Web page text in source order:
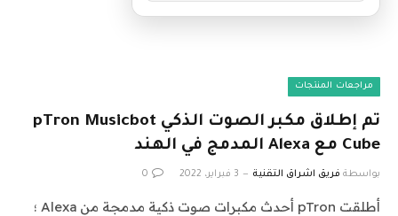
مراجعات المنتجات
تم إطلاق مكبر الصوت الذكي pTron Musicbot
Cube مع Alexa المدمج في الهند
بواسطة فريق اشراق التقنية 3 فبراير، 2022 0
أطلقت pTron أحدث مكبرات صوت ذكية مدمجة من Alexa ؛